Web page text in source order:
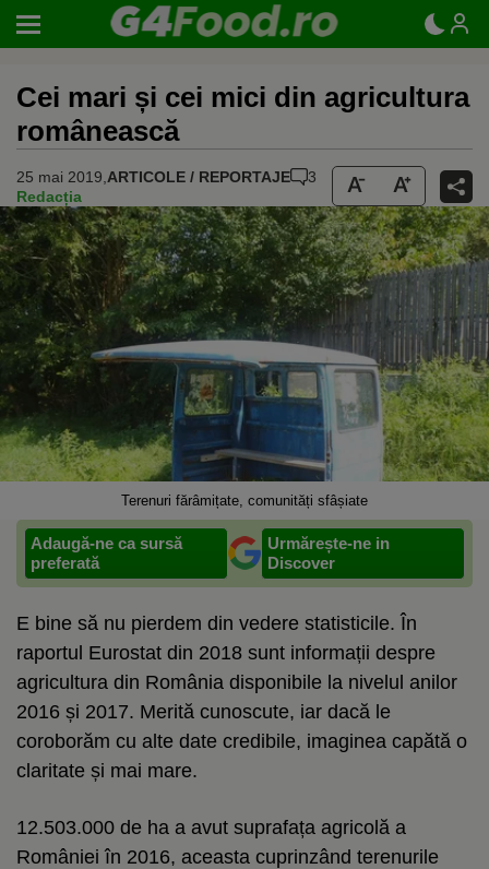
Cei mari și cei mici din agricultura
românească
25 mai 2019, ARTICOLE / REPORTAJE
3
Redacția
Terenuri fărâmițate, comunități sfâșiate
Adaugă-ne ca sursă
preferată
Urmărește-ne in
Discover
E bine să nu pierdem din vedere statisticile. În
raportul Eurostat din 2018 sunt informații despre
agricultura din România disponibile la nivelul anilor
2016 și 2017. Merită cunoscute, iar dacă le
coroborăm cu alte date credibile, imaginea capătă o
claritate și mai mare.
12.503.000 de ha a avut suprafața agricolă a
României în 2016, aceasta cuprinzând terenurile